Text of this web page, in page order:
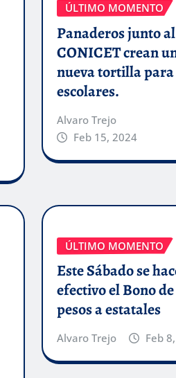
ÚLTIMO MOMENTO
Panaderos junto al
CONICET crean
nueva tortilla para
escolares.
Alvaro Trejo
Feb 15, 2024
ÚLTIMO MOMENTO
Este Sábado se
efectivo el Bono
pesos a estatales
Alvaro Trejo Feb